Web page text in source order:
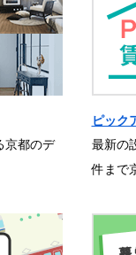
京都のデ
ピック
最新の
件まで